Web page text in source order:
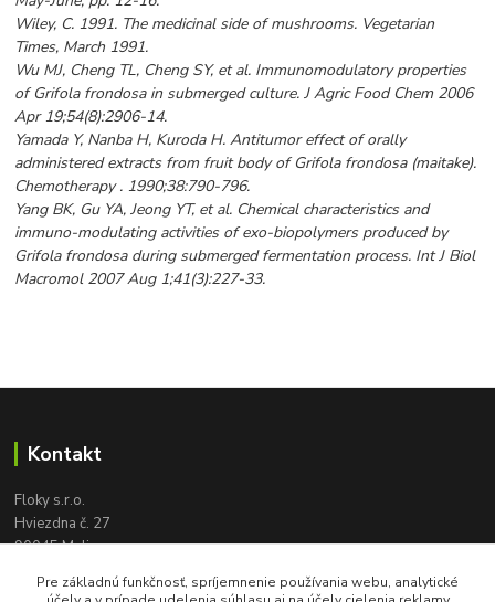
Wiley, C. 1991. The medicinal side of mushrooms. Vegetarian
Times, March 1991.
Wu MJ, Cheng TL, Cheng SY, et al. Immunomodulatory properties
of Grifola frondosa in submerged culture. J Agric Food Chem 2006
Apr 19;54(8):2906-14.
Yamada Y, Nanba H, Kuroda H. Antitumor effect of orally
administered extracts from fruit body of Grifola frondosa (maitake).
Chemotherapy . 1990;38:790-796.
Yang BK, Gu YA, Jeong YT, et al. Chemical characteristics and
immuno-modulating activities of exo-biopolymers produced by
Grifola frondosa during submerged fermentation process. Int J Biol
Macromol 2007 Aug 1;41(3):227-33.
Kontakt
Floky s.r.o.
Hviezdna č. 27
90045 Malinovo
floky2004@gmail.com
Pre základnú funkčnosť, spríjemnenie používania webu, analytické